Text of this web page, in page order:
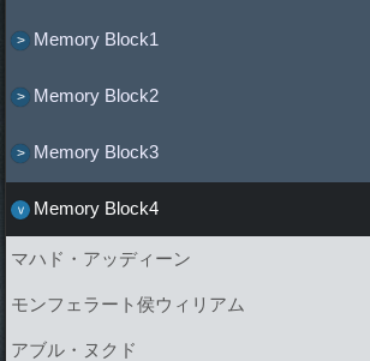
Memory Block1
Memory Block2
Memory Block3
Memory Block4
マハド・アッディーン
モンフェラート侯ウィリアム
アブル・ヌクド